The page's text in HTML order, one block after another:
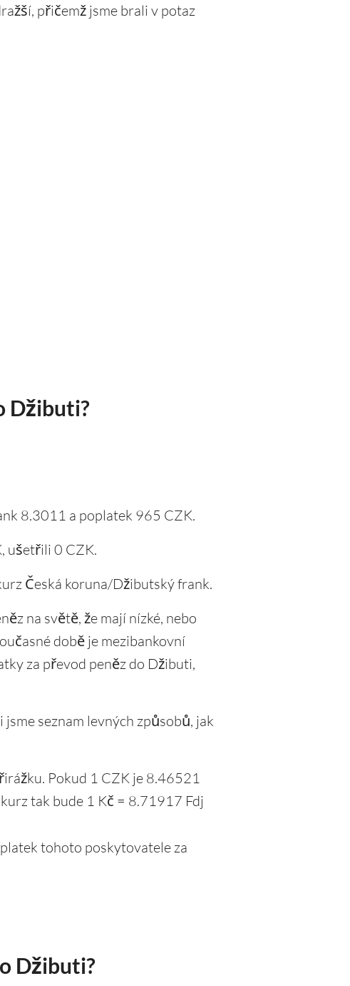
přičemž jsme brali v potaz
Džibuti?
8.3011 a poplatek 965 CZK.
ušetřili 0 CZK.
Česká koruna/Džibutský frank.
na světě, že mají nízké, nebo
době je mezibankovní
za převod peněz do Džibuti,
seznam levných způsobů, jak
Pokud 1 CZK je 8.46521
tak bude 1 Kč = 8.71917 Fdj
tohoto poskytovatele za
Džibuti?